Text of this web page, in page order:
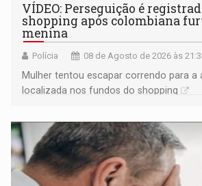
VÍDEO: Perseguição é
shopping após colombiana
menina
Polícia 08 de Agosto de 2026 às
Mulher tentou escapar correndo para a
localizada nos fundos do shopping